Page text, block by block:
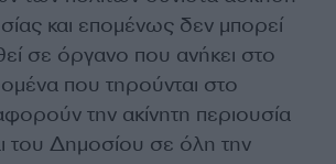
και επομένως δεν μπορεί
σε όργανο που ανήκει στο
που τηρούνται στο
την ακίνητη περιουσία
του Δημοσίου σε όλη την